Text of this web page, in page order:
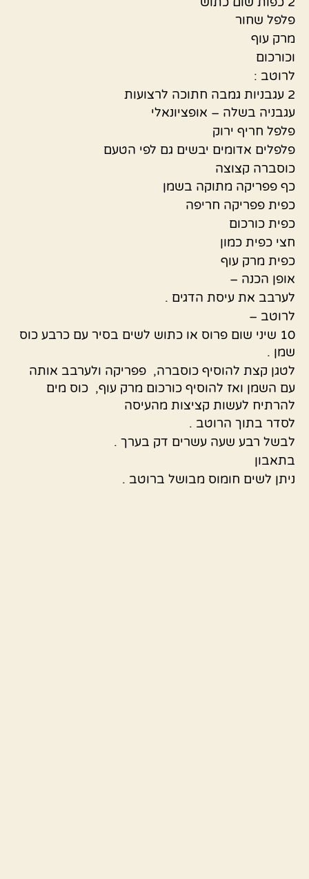
פלפל שחור
מרק עוף
וכורכום
לרוטב :
2 עגבניות גמבה חתוכה לרצועות
עגבניה בשלה – אופציונאלי
פלפל חריף ירוק
פלפלים אדומים יבשים גם לפי הטעם
כוסברה קצוצה
כף פפריקה מתוקה בשמן
כפית פפריקה חריפה
כפית כורכום
חצי כפית כמון
כפית מרק עוף
אופן הכנה –
לערבב את עיסת הדגים .
לרוטב –
10 שיני שום פרוס או כתוש לשים בסיר עם כרבע כוס
שמן .
לטגן קצת להוסיף כוסברה, פפריקה ולערבב אותה
עם השמן ואז להוסיף כורכום מרק עוף, כוס מים
להרתיח לעשות קציצות מהעיסה
לסדר בתוך הרוטב .
לבשל רבע שעה עשרים דק בערך .
בתאבון
ניתן לשים חומוס מבושל ברוטב .